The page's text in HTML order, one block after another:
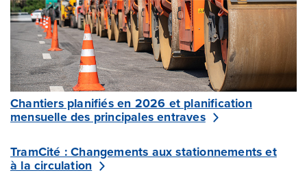
Chantiers planifiés en 2026 et planification
mensuelle des principales entraves
TramCité : Changements aux stationnements et
à la circulation